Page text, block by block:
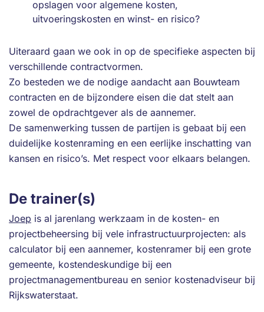
opslagen voor algemene kosten,
uitvoeringskosten en winst- en risico?
Uiteraard gaan we ook in op de specifieke aspecten bij
verschillende contractvormen.
Zo besteden we de nodige aandacht aan Bouwteam
contracten en de bijzondere eisen die dat stelt aan
zowel de opdrachtgever als de aannemer.
De samenwerking tussen de partijen is gebaat bij een
duidelijke kostenraming en een eerlijke inschatting van
kansen en risico’s. Met respect voor elkaars belangen.
De trainer(s)
Joep is al jarenlang werkzaam in de kosten- en
projectbeheersing bij vele infrastructuurprojecten: als
calculator bij een aannemer, kostenramer bij een grote
gemeente, kostendeskundige bij een
projectmanagementbureau en senior kostenadviseur bij
Rijkswaterstaat.